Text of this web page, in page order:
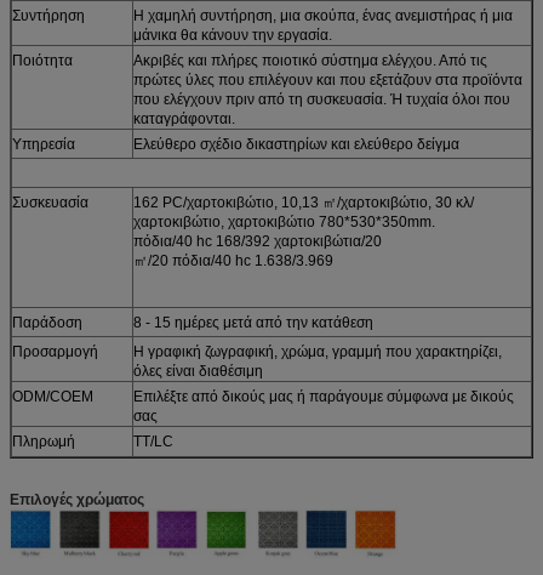
Συντήρηση
Η χαμηλή συντήρηση, μια σκούπα, ένας ανεμιστήρας ή μια
μάνικα θα κάνουν την εργασία.
Ποιότητα
Ακριβές και πλήρες ποιοτικό σύστημα ελέγχου. Από τις
πρώτες ύλες που επιλέγουν και που εξετάζουν στα προϊόντα
που ελέγχουν πριν από τη συσκευασία. Ή τυχαία όλοι που
καταγράφονται.
Υπηρεσία
Ελεύθερο σχέδιο δικαστηρίων και ελεύθερο δείγμα
Συσκευασία
162 PC/χαρτοκιβώτιο, 10,13 ㎡/χαρτοκιβώτιο, 30 κλ/
χαρτοκιβώτιο, χαρτοκιβώτιο 780*530*350mm.
πόδια/40 hc 168/392 χαρτοκιβώτια/20
㎡/20 πόδια/40 hc 1.638/3.969
Παράδοση
8 - 15 ημέρες μετά από την κατάθεση
Προσαρμογή
Η γραφική ζωγραφική, χρώμα, γραμμή που χαρακτηρίζει,
όλες είναι διαθέσιμη
ODM/COEM
Επιλέξτε από δικούς μας ή παράγουμε σύμφωνα με δικούς
σας
Πληρωμή
TT/LC
Επιλογές χρώματος